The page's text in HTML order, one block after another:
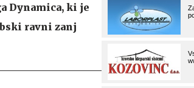
Dynamica, ki je
ravni zanj